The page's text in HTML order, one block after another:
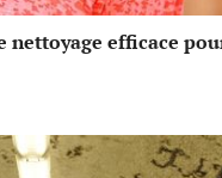
efficace